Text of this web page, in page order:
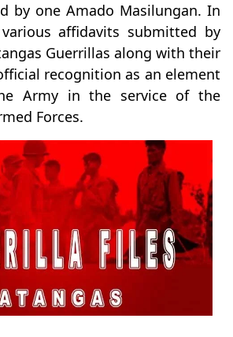
by one Amado Masilungan. In
affidavits submitted by
Guerrillas along with their
recognition as an element
Army in the service of the
Forces.